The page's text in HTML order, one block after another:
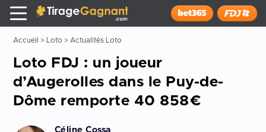
x
Tirage Gagnant
Installer
Accueil > Loto > Actualités Loto
Loto FDJ : un joueur
d’Augerolles dans le Puy-de-
Dôme remporte 40 858€
Céline Cossa